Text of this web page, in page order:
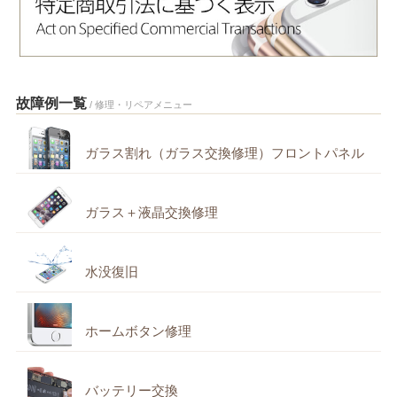
故障例一覧 / 修理・リペアメニュー
ガラス割れ（ガラス交換修理）フロントパネル
ガラス＋液晶交換修理
水没復旧
ホームボタン修理
バッテリー交換